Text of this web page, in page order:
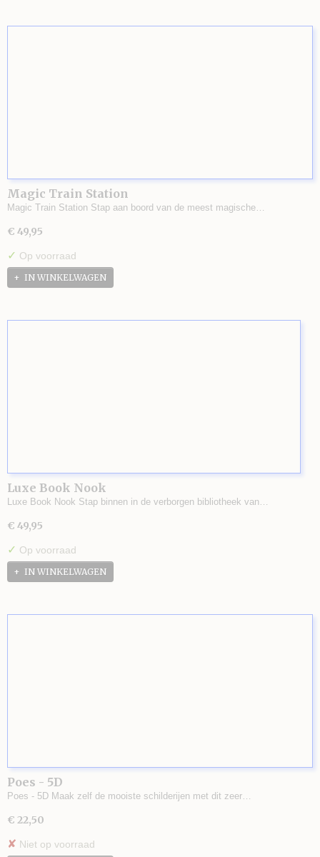
Magic Train Station
Magic Train Station Stap aan boord van de meest magische…
€ 49,95
✓ Op voorraad
IN WINKELWAGEN
Luxe Book Nook
Luxe Book Nook Stap binnen in de verborgen bibliotheek van…
€ 49,95
✓ Op voorraad
IN WINKELWAGEN
Poes - 5D
Poes - 5D Maak zelf de mooiste schilderijen met dit zeer…
€ 22,50
✘ Niet op voorraad